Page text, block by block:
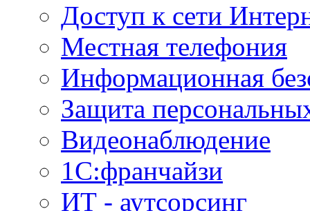
Доступ к сети
Местная телефония
Информационная
Защита
Видеонаблюдение
1С:франчайзи
ИТ - аутсорсинг